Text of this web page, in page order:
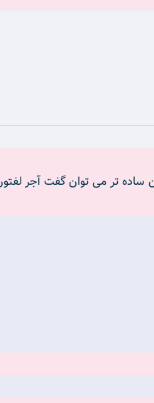
گفته می شود. یا به زبان ساده تر می توان